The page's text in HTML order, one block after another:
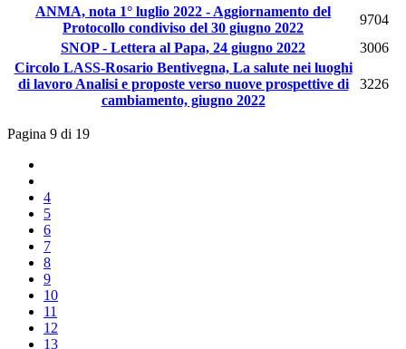
ANMA, nota 1° luglio 2022 - Aggiornamento del
Protocollo condiviso del 30 giugno 2022
9704
SNOP - Lettera al Papa, 24 giugno 2022
3006
Circolo LASS-Rosario Bentivegna, La salute nei luoghi
di lavoro Analisi e proposte verso nuove prospettive di
cambiamento, giugno 2022
3226
Pagina 9 di 19
4
5
6
7
8
9
10
11
12
13